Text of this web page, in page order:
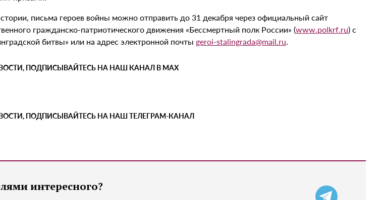
письма героев войны можно отправить до 31 декабря через официальный сайт
гражданско-патриотического движения «Бессмертный полк России» (www.polkrf.ru) с
битвы» или на адрес электронной почты geroi-stalingrada@mail.ru.
ПОДПИСЫВАЙТЕСЬ НА НАШ КАНАЛ В MAX
ПОДПИСЫВАЙТЕСЬ НА НАШ ТЕЛЕГРАМ-КАНАЛ
интересного?